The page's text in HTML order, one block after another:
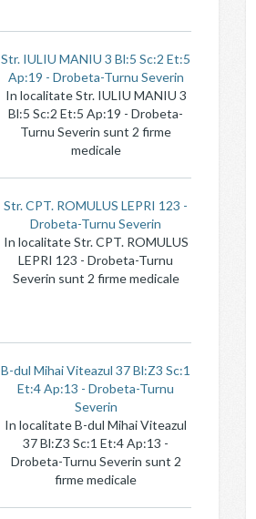
Str. IULIU MANIU 3 Bl:5 Sc:2 Et:5
Ap:19 - Drobeta-Turnu Severin
In localitate Str. IULIU MANIU 3
Bl:5 Sc:2 Et:5 Ap:19 - Drobeta-
Turnu Severin sunt 2 firme
medicale
Str. CPT. ROMULUS LEPRI 123 -
Drobeta-Turnu Severin
In localitate Str. CPT. ROMULUS
LEPRI 123 - Drobeta-Turnu
Severin sunt 2 firme medicale
B-dul Mihai Viteazul 37 Bl:Z3 Sc:1
Et:4 Ap:13 - Drobeta-Turnu
Severin
In localitate B-dul Mihai Viteazul
37 Bl:Z3 Sc:1 Et:4 Ap:13 -
Drobeta-Turnu Severin sunt 2
firme medicale